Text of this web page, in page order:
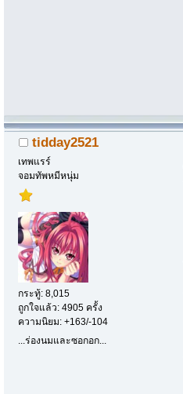
tidday2521
เทพแรร์
จอมทัพหมีหนุ่ม
กระทู้: 8,015
ถูกใจแล้ว: 4905 ครั้ง
ความนิยม: +163/-104
...ร่องนมและซอกอก...